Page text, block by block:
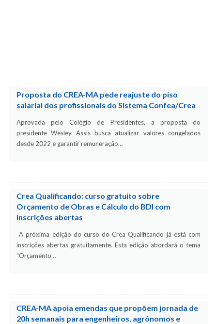
Proposta do CREA-MA pede reajuste do piso
salarial dos profissionais do Sistema Confea/Crea
Aprovada pelo Colégio de Presidentes, a proposta do
presidente Wesley Assis busca atualizar valores congelados
desde 2022 e garantir remuneração…
Crea Qualificando: curso gratuito sobre
Orçamento de Obras e Cálculo do BDI com
inscrições abertas
A próxima edição do curso do Crea Qualificando já está com
inscrições abertas gratuitamente. Esta edição abordará o tema
“Orçamento…
CREA-MA apoia emendas que propõem jornada de
20h semanais para engenheiros, agrônomos e